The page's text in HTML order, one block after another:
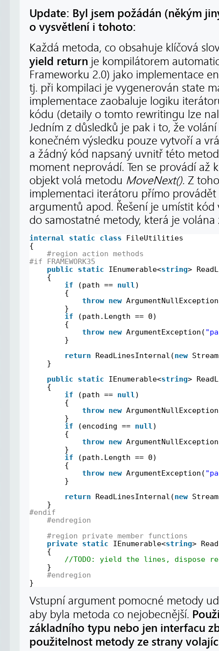
Update: Byl jsem požádán (někým
o vysvětlení i tohoto:
Každá metoda, co obsahuje klíčová
yield return je kompilátorem
Frameworku 2.0) jako implementace
tj. při kompilaci je vygenerován state
implementace zaobaluje logiku
kódu (detaily o tomto rewritingu lze
Jedním z důsledků je pak i to, že
konečném výsledku pouze vytvoří a
a žádný kód napsaný uvnitř této
moment neprovádí. Ten se provádí až
objekt volá metodu MoveNext(). Z
implementaci iterátoru přímo
argumentů apod. Řešení je umístit
do samostatné metody, která je
internal static class
FileUtilities
{
#region action methods
#if FRAMEWORK35
public
static IEnumerable<string>
{
if
(path == null )
{
throw new
}
if
(path.Length == 0)
{
throw new ArgumentException(
}
return
ReadLinesInternal(new
}
public
static IEnumerable<string>
{
if
(path == null )
{
throw new
}
if
(encoding == null )
{
throw new
}
if
(path.Length == 0)
{
throw new ArgumentException(
}
return
ReadLinesInternal(new
}
#endif
#endregion
#region private member functions
private static IEnumerable<string>
{
//TODO: yield the lines, dispose
}
#endregion
}
Vstupní argument pomocné metody
aby byla metoda co nejobecnější.
základního typu nebo jen interfacu
použitelnost metody ze strany